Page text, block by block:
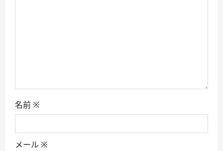
名前 ※
メール ※